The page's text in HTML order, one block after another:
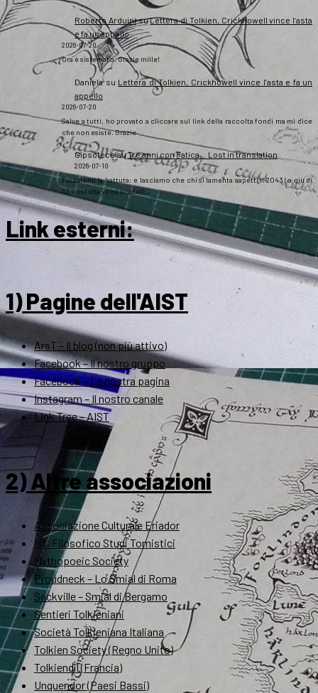
Roberto ArduinisuLettera di Tolkien, Crickhowell vince l’asta
e fa un appello
2026-07-20
Ora è sistemato. Grazie mille!
Danielasu Lettera di Tolkien, Crickhowell vince l’asta e fa un
appello
2026-07-20
Salve a tutti, ho provato a cliccare sul link della raccolta fondi ma mi dice
che non esiste. Grazie
GipsotecosuTre anni con Fatica… Lost in translation
2026-07-10
Passatemi la battuta: e lasciamo che chi si lamenta aspetti il 2043 (o giù di
lì), così una volta scaduti…
Link esterni:
1) Pagine dell'AIST
ArsT – Il blog (non più attivo)
Facebook – Il nostro gruppo
Facebook – La nostra pagina
Instagram – Il nostro canale
Link Tree – AIST
2) Altre associazioni
Associazione Culturale Eriador
Ist. Filosofico Studi Tomistici
Mythopoeic Society
Proudneck – Lo Smial di Roma
Sackville – Smial di Bergamo
Sentieri Tolkieniani
Società Tolkieniana Italiana
Tolkien Society (Regno Unito)
Tolkiendil (Francia)
Unquendor (Paesi Bassi)